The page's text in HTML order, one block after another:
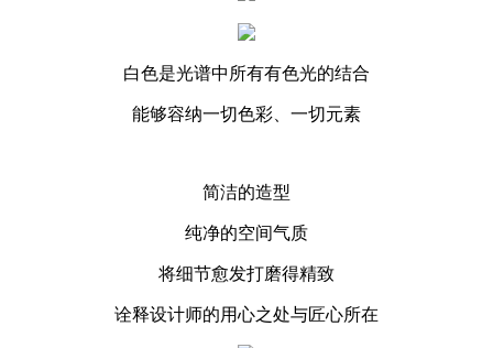
白色是光谱中所有有色光的结合
能够容纳一切色彩、一切元素
简洁的造型
纯净的空间气质
将细节愈发打磨得精致
诠释设计师的用心之处与匠心所在